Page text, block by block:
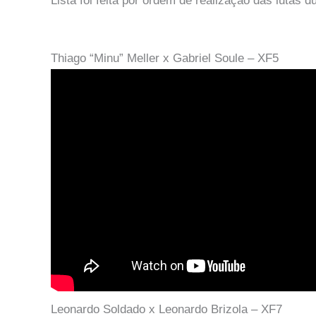
Thiago “Minu” Meller x Gabriel Soule – XF5
Leonardo Soldado x Leonardo Brizola – XF7